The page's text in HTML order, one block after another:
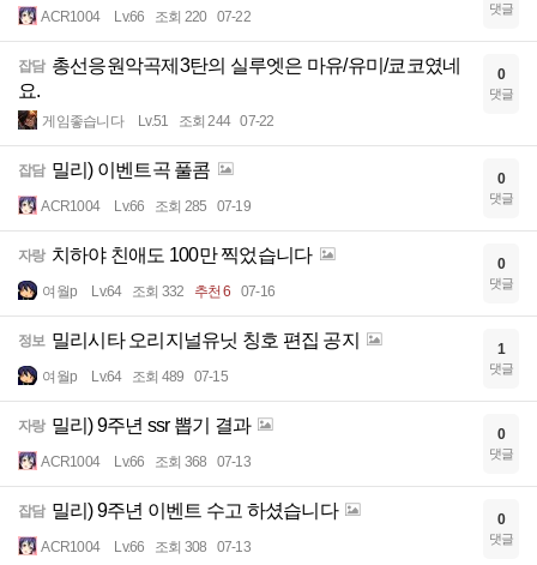
ACR1004 Lv.66 조회 220 07-22 댓글
잡담 총선응원악곡제3탄의 실루엣은 마유/유미/쿄코였네
요.
게임좋습니다 Lv.51 조회 244 07-22
0
댓글
잡담 밀리) 이벤트곡 풀콤
ACR1004 Lv.66 조회 285 07-19
0
댓글
자랑 치하야 친애도 100만 찍었습니다
여월p Lv.64 조회 332 추천 6 07-16
0
댓글
정보 밀리시타 오리지널유닛 칭호 편집 공지
여월p Lv.64 조회 489 07-15
1
댓글
자랑 밀리) 9주년 ssr 뽑기 결과
ACR1004 Lv.66 조회 368 07-13
0
댓글
잡담 밀리) 9주년 이벤트 수고 하셨습니다
ACR1004 Lv.66 조회 308 07-13
0
댓글